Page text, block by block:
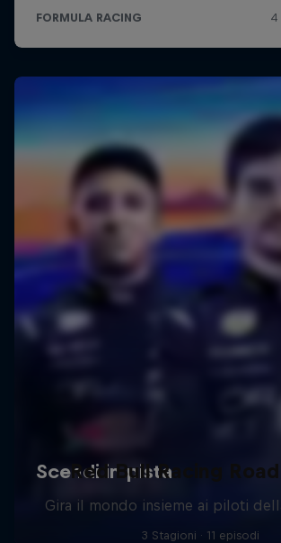
Red Bull Racing Road
Gira il mondo insieme ai piloti
3 Stagioni · 11 episodi